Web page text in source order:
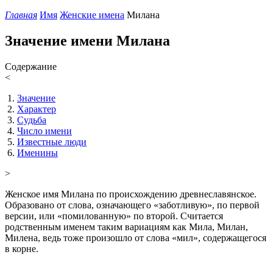
Главная Имя Женские имена Милана
Значение имени Милана
Содержание
<
Значение
Характер
Судьба
Число имени
Известные люди
Именины
>
Женское имя Милана по происхождению древнеславянское.
Образовано от слова, означающего «заботливую», по первой
версии, или «помилованную» по второй. Считается
родственным именем таким вариациям как Мила, Милан,
Милена, ведь тоже произошло от слова «мил», содержащегося
в корне.